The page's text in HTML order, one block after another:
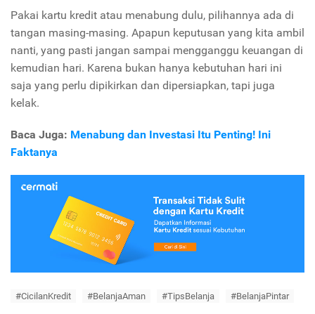
Pakai kartu kredit atau menabung dulu, pilihannya ada di
tangan masing-masing. Apapun keputusan yang kita ambil
nanti, yang pasti jangan sampai mengganggu keuangan di
kemudian hari. Karena bukan hanya kebutuhan hari ini
saja yang perlu dipikirkan dan dipersiapkan, tapi juga
kelak.
Baca Juga: Menabung dan Investasi Itu Penting! Ini
Faktanya
#CicilanKredit #BelanjaAman #TipsBelanja #BelanjaPintar